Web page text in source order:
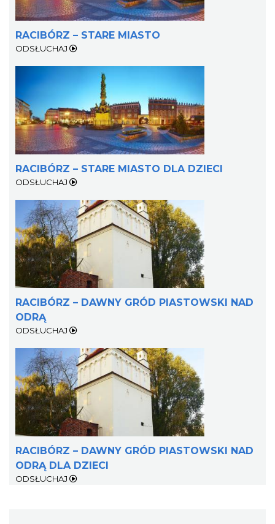
RACIBÓRZ – STARE MIASTO
ODSŁUCHAJ
RACIBÓRZ – STARE MIASTO DLA DZIECI
ODSŁUCHAJ
RACIBÓRZ – DAWNY GRÓD PIASTOWSKI NAD
ODRĄ
ODSŁUCHAJ
RACIBÓRZ – DAWNY GRÓD PIASTOWSKI NAD
ODRĄ DLA DZIECI
ODSŁUCHAJ